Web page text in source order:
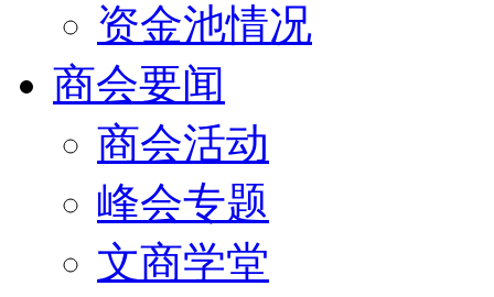
资金池情况
商会要闻
商会活动
峰会专题
文商学堂